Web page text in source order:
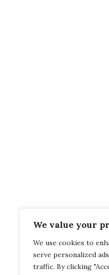
We value your
We use cookies to
serve personalized
traffic. By clicking